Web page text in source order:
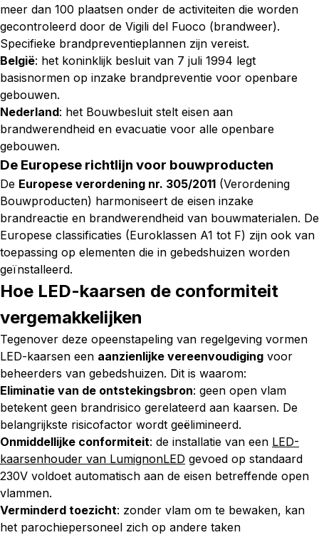
meer dan 100 plaatsen onder de activiteiten die worden
gecontroleerd door de Vigili del Fuoco (brandweer).
Specifieke brandpreventieplannen zijn vereist.
België: het koninklijk besluit van 7 juli 1994 legt
basisnormen op inzake brandpreventie voor openbare
gebouwen.
Nederland: het Bouwbesluit stelt eisen aan
brandwerendheid en evacuatie voor alle openbare
gebouwen.
De Europese richtlijn voor bouwproducten
De Europese verordening nr. 305/2011 (Verordening
Bouwproducten) harmoniseert de eisen inzake
brandreactie en brandwerendheid van bouwmaterialen. De
Europese classificaties (Euroklassen A1 tot F) zijn ook van
toepassing op elementen die in gebedshuizen worden
geïnstalleerd.
Hoe LED-kaarsen de conformiteit
vergemakkelijken
Tegenover deze opeenstapeling van regelgeving vormen
LED-kaarsen een aanzienlijke vereenvoudiging voor
beheerders van gebedshuizen. Dit is waarom:
Eliminatie van de ontstekingsbron: geen open vlam
betekent geen brandrisico gerelateerd aan kaarsen. De
belangrijkste risicofactor wordt geëlimineerd.
Onmiddellijke conformiteit: de installatie van een LED-
kaarsenhouder van LumignonLED gevoed op standaard
230V voldoet automatisch aan de eisen betreffende open
vlammen.
Verminderd toezicht: zonder vlam om te bewaken, kan
het parochiepersoneel zich op andere taken